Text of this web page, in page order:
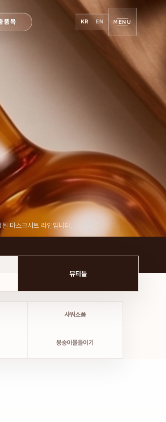
품목 KR EN MENU
마스크시트 라인입니다.
뷰티툴
샤워소품
봉숭아물들이기